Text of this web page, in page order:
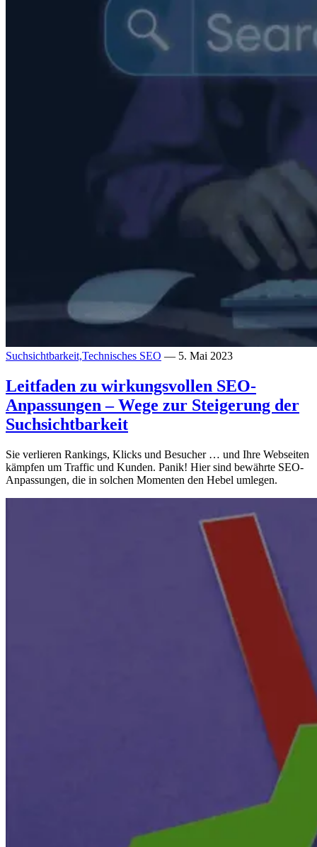
Suchsichtbarkeit,Technisches SEO — 5. Mai 2023
Leitfaden zu wirkungsvollen SEO-
Anpassungen – Wege zur Steigerung der
Suchsichtbarkeit
Sie verlieren Rankings, Klicks und Besucher … und Ihre Webseiten
kämpfen um Traffic und Kunden. Panik! Hier sind bewährte SEO-
Anpassungen, die in solchen Momenten den Hebel umlegen.